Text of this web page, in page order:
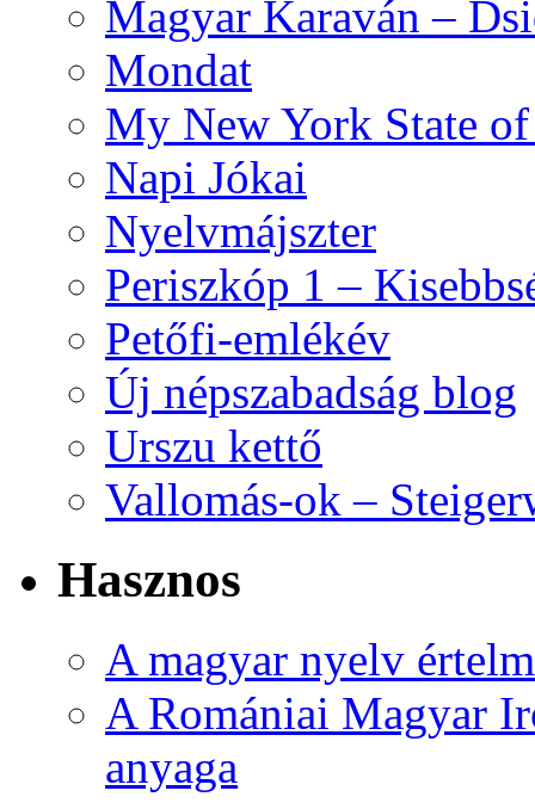
Magyar Karaván –
Mondat
My New York State
Napi Jókai
Nyelvmájszter
Periszkóp 1 –
Petőfi-emlékév
Új népszabadság blog
Urszu kettő
Vallomás-ok –
Hasznos
A magyar nyelv
A Romániai Magyar
anyaga